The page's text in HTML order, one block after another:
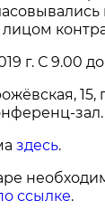
г. С 9.00
15,
зал.
здесь.
ссылке.